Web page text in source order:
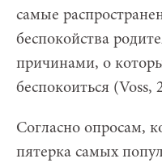
самые
беспокойства
причинами, о
беспокоиться (Voss,
Согласно опросам,
пятерка самых